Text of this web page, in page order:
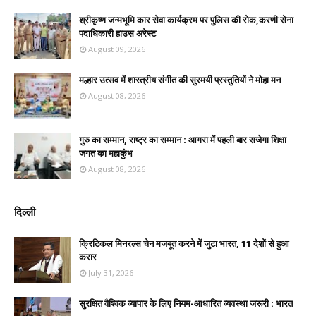
श्रीकृष्ण जन्मभूमि कार सेवा कार्यक्रम पर पुलिस की रोक,करणी सेना
पदाधिकारी हाउस अरेस्ट
August 09, 2026
मल्हार उत्सव में शास्त्रीय संगीत की सुरमयी प्रस्तुतियों ने मोहा मन
August 08, 2026
गुरु का सम्मान, राष्ट्र का सम्मान : आगरा में पहली बार सजेगा शिक्षा
जगत का महाकुंभ
August 08, 2026
दिल्ली
क्रिटिकल मिनरल्स चेन मजबूत करने में जुटा भारत, 11 देशों से हुआ
करार
July 31, 2026
सुरक्षित वैश्विक व्यापार के लिए नियम-आधारित व्यवस्था जरूरी : भारत